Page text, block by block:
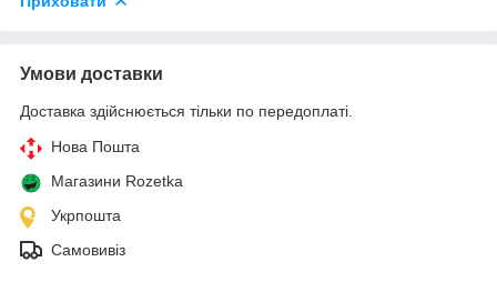
Умови доставки
Доставка здійснюється тільки по передоплаті.
Нова Пошта
Магазини Rozetka
Укрпошта
Самовивіз